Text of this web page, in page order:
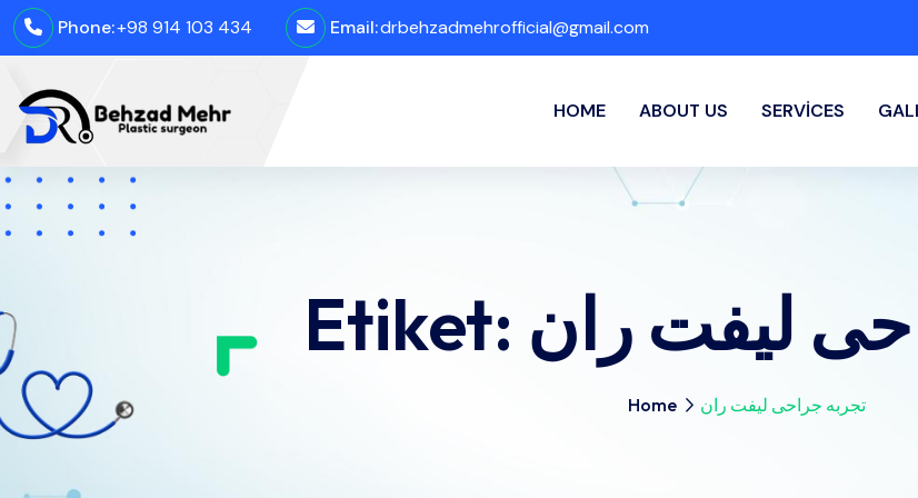
Phone:+98 914 103 434 Email:drbehzadmehrofficial@gmail.com
HOME ABOUT US SERVICES
Etiket: لیفت ران
Home تجربه جراحی لیفت ران